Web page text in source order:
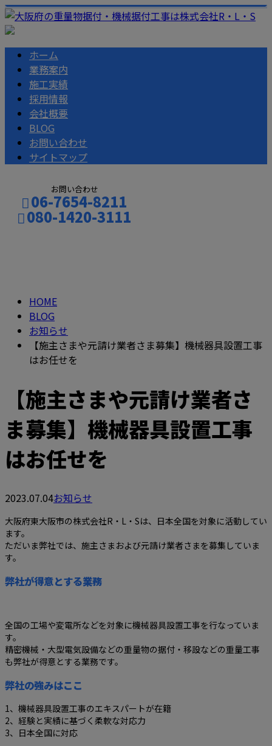
ホーム
業務案内
施工実績
採用情報
会社概要
BLOG
お問い合わせ
サイトマップ
お問い合わせ
06-7654-8211
080-1420-3111
HOME
BLOG
お知らせ
【施主さまや元請け業者さま募集】機械器具設置工事
はお任せを
【施主さまや元請け業者さ
ま募集】機械器具設置工事
はお任せを
2023.07.04お知らせ
大阪府東大阪市の株式会社R・L・Sは、日本全国を対象に活動してい
ます。
ただいま弊社では、施主さまおよび元請け業者さまを募集していま
す。
弊社が得意とする業務
全国の工場や変電所などを対象に機械器具設置工事を行なっていま
す。
精密機械・大型電気設備などの重量物の据付・移設などの重量工事
も弊社が得意とする業務です。
弊社の強みはここ
1、機械器具設置工事のエキスパートが在籍
2、経験と実績に基づく柔軟な対応力
3、日本全国に対応